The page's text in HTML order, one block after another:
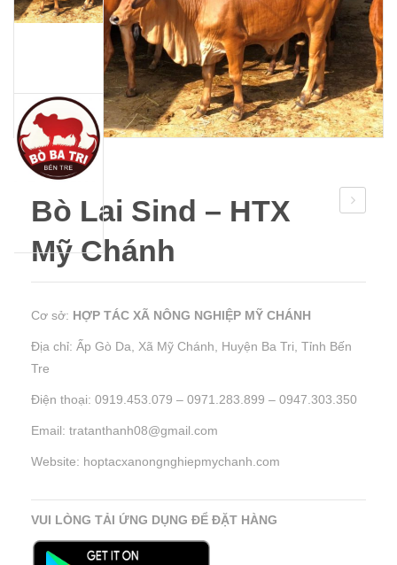
Hữu
Bò Lai Sind – HTX
Mỹ Chánh
Cơ sở: HỢP TÁC XÃ NÔNG NGHIỆP MỸ CHÁNH
Địa chỉ: Ấp Gò Da, Xã Mỹ Chánh, Huyện Ba Tri, Tỉnh Bến
Tre
Điện thoại: 0919.453.079 – 0971.283.899 – 0947.303.350
Email: tratanthanh08@gmail.com
Website: hoptacxanongnghiepmychanh.com
VUI LÒNG TẢI ỨNG DỤNG ĐỂ ĐẶT HÀNG